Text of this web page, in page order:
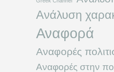
Ανάλυση
Αναφορά
Αναφορές
Αναφορές στην